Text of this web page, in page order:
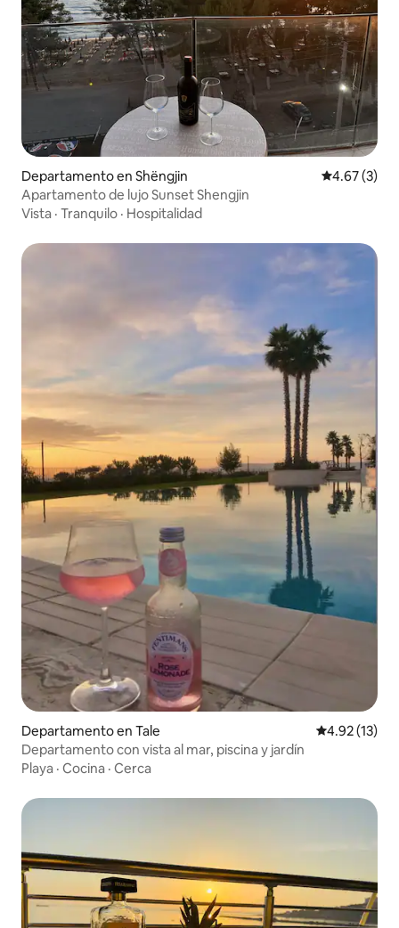
Departamento en Shëngjin Calificación
4.67 (3)
Apartamento de lujo Sunset Shengjin
Vista · Tranquilo · Hospitalidad
Departamento en Tale Calificación
4.92 (13)
Departamento con vista al mar, piscina y jardín
Playa · Cocina · Cerca